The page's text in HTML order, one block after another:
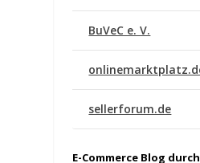
BuVeC e. V.
sellerforum.de
E-Commerce Blog